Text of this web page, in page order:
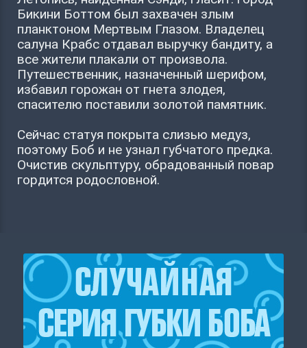
Бикини Боттом был захвачен злым
планктоном Мертвым Глазом. Владелец
салуна Крабс отдавал выручку бандиту, а
все жители плакали от произвола.
Путешественник, назначенный шерифом,
избавил горожан от гнета злодея,
спасителю поставили золотой памятник.
Сейчас статуя покрыта слизью медуз,
поэтому Боб и не узнал губчатого предка.
Очистив скульптуру, обрадованный повар
гордится родословной.